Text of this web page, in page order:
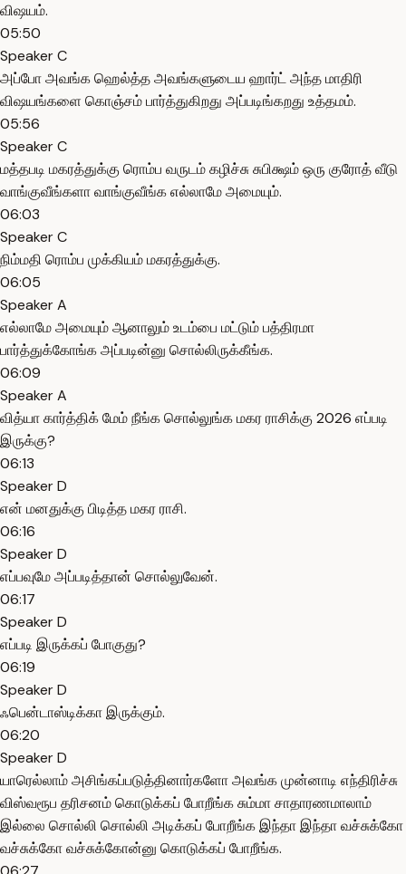
விஷயம்.
05:50
Speaker C
அப்போ அவங்க ஹெல்த்த அவங்களுடைய ஹார்ட் அந்த மாதிரி
விஷயங்களை கொஞ்சம் பார்த்துகிறது அப்படிங்கறது உத்தமம்.
05:56
Speaker C
மத்தபடி மகரத்துக்கு ரொம்ப வருடம் கழிச்சு சுபிக்ஷம் ஒரு குரோத் வீடு
வாங்குவீங்களா வாங்குவீங்க எல்லாமே அமையும்.
06:03
Speaker C
நிம்மதி ரொம்ப முக்கியம் மகரத்துக்கு.
06:05
Speaker A
எல்லாமே அமையும் ஆனாலும் உடம்பை மட்டும் பத்திரமா
பார்த்துக்கோங்க அப்படின்னு சொல்லிருக்கீங்க.
06:09
Speaker A
வித்யா கார்த்திக் மேம் நீங்க சொல்லுங்க மகர ராசிக்கு 2026 எப்படி
இருக்கு?
06:13
Speaker D
என் மனதுக்கு பிடித்த மகர ராசி.
06:16
Speaker D
எப்பவுமே அப்படித்தான் சொல்லுவேன்.
06:17
Speaker D
எப்படி இருக்கப் போகுது?
06:19
Speaker D
ஃபென்டாஸ்டிக்கா இருக்கும்.
06:20
Speaker D
யாரெல்லாம் அசிங்கப்படுத்தினார்களோ அவங்க முன்னாடி எந்திரிச்சு
விஸ்வரூப தரிசனம் கொடுக்கப் போறீங்க சும்மா சாதாரணமாலாம்
இல்லை சொல்லி சொல்லி அடிக்கப் போறீங்க இந்தா இந்தா வச்சுக்கோ
வச்சுக்கோ வச்சுக்கோன்னு கொடுக்கப் போறீங்க.